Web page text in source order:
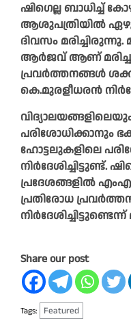
ഷിഗെല്ല ബാധിച്ച്
ആശുപത്രിയില്‍
ദിവസം
ആര്‍ജവ് ആണ്
പ്രവര്‍ത്തനങ്ങള്‍
കെ.മുരളീധരന്‍
പരിശോധിക്കാനും
ഹോട്ടലുകളിലെ
നിർദേശിച്ചിട്ടുണ്ട്.
പ്രദേശങ്ങളിൽ
പ്രതിരോധ
Share our post
Tags: Featured